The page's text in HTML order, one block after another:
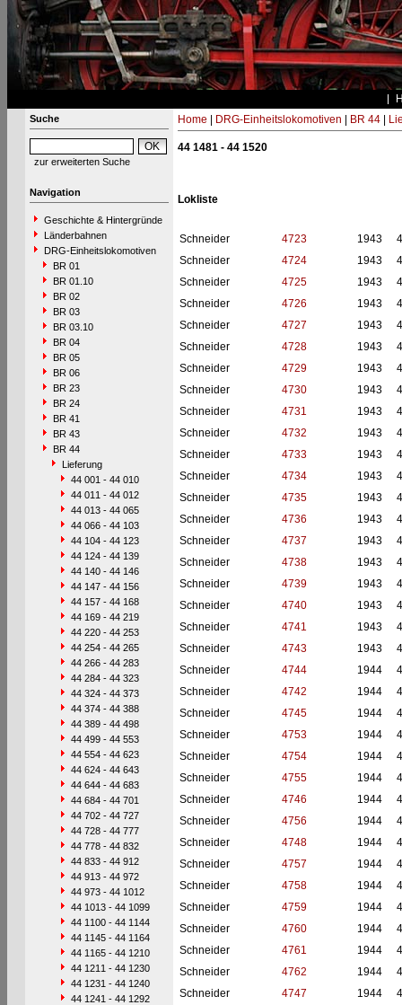
Suche
zur erweiterten Suche
Navigation
Geschichte & Hintergründe
Länderbahnen
DRG-Einheitslokomotiven
BR 01
BR 01.10
BR 02
BR 03
BR 03.10
BR 04
BR 05
BR 06
BR 23
BR 24
BR 41
BR 43
BR 44
Lieferung
44 001 - 44 010
44 011 - 44 012
44 013 - 44 065
44 066 - 44 103
44 104 - 44 123
44 124 - 44 139
44 140 - 44 146
44 147 - 44 156
44 157 - 44 168
44 169 - 44 219
44 220 - 44 253
44 254 - 44 265
44 266 - 44 283
44 284 - 44 323
44 324 - 44 373
44 374 - 44 388
44 389 - 44 498
44 499 - 44 553
44 554 - 44 623
44 624 - 44 643
44 644 - 44 683
44 684 - 44 701
44 702 - 44 727
44 728 - 44 777
44 778 - 44 832
44 833 - 44 912
44 913 - 44 972
44 973 - 44 1012
44 1013 - 44 1099
44 1100 - 44 1144
44 1145 - 44 1164
44 1165 - 44 1210
44 1211 - 44 1230
44 1231 - 44 1240
44 1241 - 44 1292
Home DRG-Einheitslokomotiven BR 44|
44 1481 - 44 1520
Lokliste
Schneider 4723 1943
Schneider
4724 1943
Schneider
4725 1943
Schneider
4726 1943
Schneider
4727 1943
Schneider
4728 1943
Schneider
4729 1943
Schneider
4730 1943
Schneider
4731 1943
Schneider
4732 1943
Schneider
4733 1943
Schneider
4734 1943
Schneider
4735 1943
Schneider
4736 1943
Schneider
4737 1943
Schneider
4738 1943
Schneider
4739 1943
Schneider
4740 1943
Schneider
4741 1943
Schneider
4743 1943
Schneider
4744 1944
Schneider
4742 1944
Schneider
4745 1944
Schneider
4753 1944
Schneider
4754 1944
Schneider
4755 1944
Schneider
4746 1944
Schneider
4756 1944
Schneider
4748 1944
Schneider
4757 1944
Schneider
4758 1944
Schneider
4759 1944
Schneider
4760 1944
Schneider
4761 1944
Schneider
4762 1944
Schneider
4747 1944